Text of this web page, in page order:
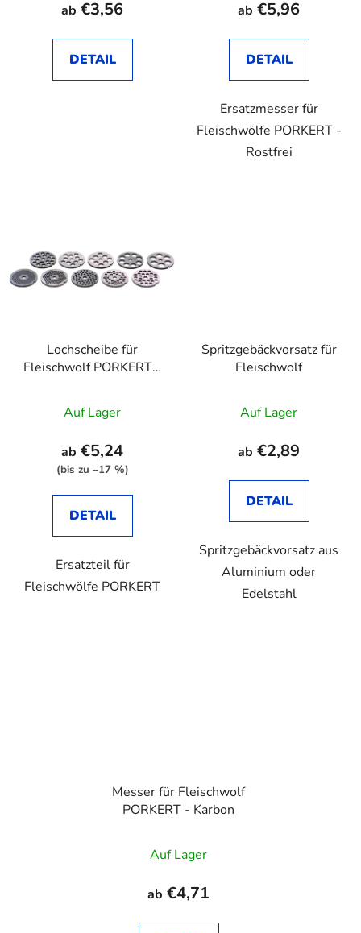
ab €3,56
DETAIL
ab €5,96
DETAIL
Ersatzmesser für
Fleischwölfe PORKERT -
Rostfrei
Lochscheibe für
Fleischwolf PORKERT -
durchschnittliche
Produktbewertung
ist
von
Auf Lager
ab €5,24
(bis zu –17 %)
DETAIL
Ersatzteil für
Fleischwölfe PORKERT
Spritzgebäckvorsatz für
Fleischwolf
Auf Lager
ab €2,89
DETAIL
Spritzgebäckvorsatz aus
Aluminium oder
Edelstahl
Messer für Fleischwolf
PORKERT - Karbon
Auf Lager
ab €4,71